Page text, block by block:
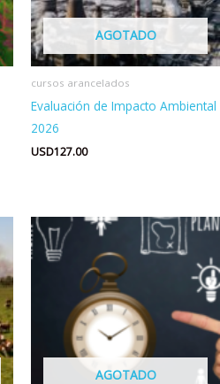
AGOTADO
cursos arancelados
Evaluación de Impacto Ambiental
2026
USD127.00
AGOTADO